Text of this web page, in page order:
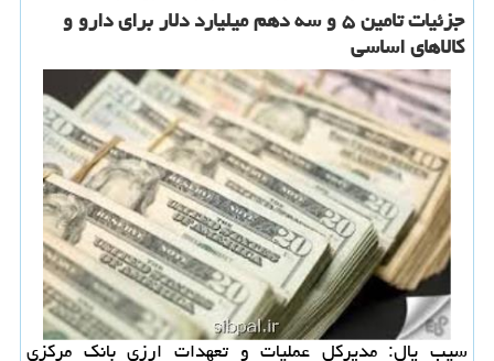
جزئیات تامین ۵ و سه دهم میلیارد دلار برای دارو و
كالاهای اساسی
سیب پال: مدیركل عملیات و تعهدات ارزی بانك مركزی